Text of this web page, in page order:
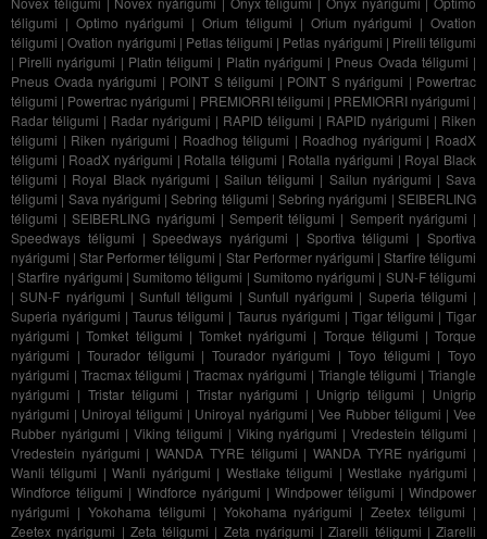
téligumi | Optimo nyárigumi |Orium téligumi | Orium nyárigumi |Ovation
téligumi |Ovation nyárigumi | Petlas téligumi | Petlas nyárigumi | Pirelli téligumi
| Pirelli nyárigumi | Platin téligumi | Platin nyárigumi | Pneus Ovada téligumi |
Pneus Ovada nyárigumi | POINT S téligumi | POINT S nyárigumi | Powertrac
téligumi | Powertrac nyárigumi | PREMIORRI téligumi | PREMIORRI nyárigumi |
Radar téligumi | Radar nyárigumi | RAPID téligumi | RAPID nyárigumi | Riken
téligumi | Riken nyárigumi | Roadhog téligumi | Roadhog nyárigumi | RoadX
téligumi | RoadX nyárigumi | Rotalla téligumi | Rotalla nyárigumi | Royal Black
téligumi | Royal Black nyárigumi |Sailun téligumi | Sailun nyárigumi |Sava
téligumi | Sava nyárigumi |Sebring téligumi |Sebring nyárigumi |SEIBERLING
téligumi |SEIBERLING nyárigumi |Semperit téligumi | Semperit nyárigumi |
Speedways téligumi |Speedways nyárigumi | Sportiva téligumi |Sportiva
nyárigumi |Star Performer téligumi | Star Performer nyárigumi | Starfire téligumi
|Starfire nyárigumi |Sumitomo téligumi | Sumitomo nyárigumi | SUN-F téligumi
|SUN-F nyárigumi | Sunfull téligumi | Sunfull nyárigumi | Superia téligumi |
Superia nyárigumi |Taurus téligumi | Taurus nyárigumi | Tigar téligumi |Tigar
nyárigumi |Tomket téligumi | Tomket nyárigumi | Torque téligumi |Torque
nyárigumi |Tourador téligumi | Tourador nyárigumi |Toyo téligumi |Toyo
nyárigumi | Tracmax téligumi |Tracmax nyárigumi | Triangle téligumi |Triangle
nyárigumi | Tristar téligumi | Tristar nyárigumi | Unigrip téligumi | Unigrip
nyárigumi | Uniroyal téligumi | Uniroyal nyárigumi |Vee Rubber téligumi |Vee
Rubber nyárigumi | Viking téligumi | Viking nyárigumi |Vredestein téligumi |
Vredestein nyárigumi |WANDA TYRE téligumi | WANDA TYRE nyárigumi |
Wanli téligumi |Wanli nyárigumi | Westlake téligumi |Westlake nyárigumi |
Windforce téligumi | Windforce nyárigumi | Windpower téligumi | Windpower
nyárigumi | Yokohama téligumi | Yokohama nyárigumi |Zeetex téligumi |
Zeetex nyárigumi | Zeta téligumi | Zeta nyárigumi |Ziarelli téligumi | Ziarelli